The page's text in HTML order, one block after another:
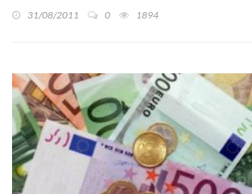
31/08/2011 0 1894